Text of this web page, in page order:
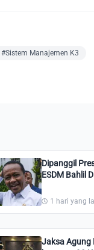
#Sistem Manajemen K3
Dipanggil
ESDM Bahlil
dan Solar
1 hari yang
Jaksa Agung